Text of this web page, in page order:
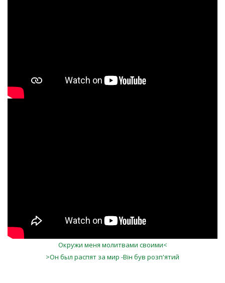
Окружи меня молитвами своими<
>Он был распят за мир -Він був розп'ятий